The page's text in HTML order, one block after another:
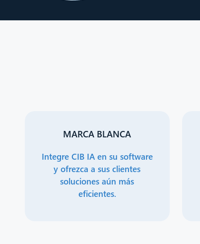
MARCA BLANCA
Integre CIB IA en su software
y ofrezca a sus clientes
soluciones aún más
eficientes.